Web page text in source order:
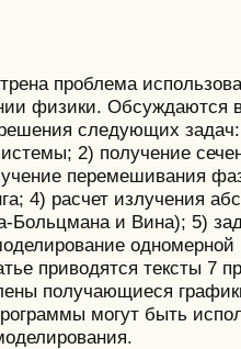
проблема
физики. Обсуждаются
следующих
2) получение
перемешивания
4) расчет излучения
Больцмана и Вина); 5)
приводятся тексты 7
получающиеся
могут быть